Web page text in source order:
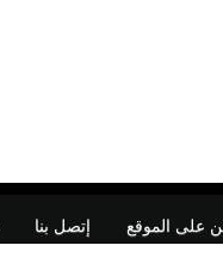
على الموقع إتصل بنا